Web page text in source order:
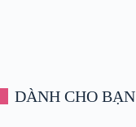
DÀNH CHO BẠN